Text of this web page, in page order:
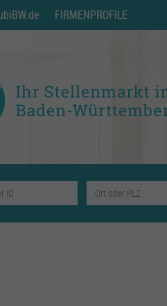
FIRMENPROFILE